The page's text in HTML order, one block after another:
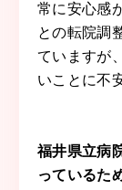
常に安心感
との転院調
ていますが
いことに不
福井県立病
っているた